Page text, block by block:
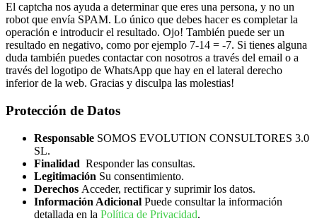
El captcha nos ayuda a determinar que eres una persona, y no un
robot que envía SPAM. Lo único que debes hacer es completar la
operación e introducir el resultado. Ojo! También puede ser un
resultado en negativo, como por ejemplo 7-14 = -7. Si tienes alguna
duda también puedes contactar con nosotros a través del email o a
través del logotipo de WhatsApp que hay en el lateral derecho
inferior de la web. Gracias y disculpa las molestias!
Protección de Datos
Responsable SOMOS EVOLUTION CONSULTORES 3.0
SL.
Finalidad Responder las consultas.
Legitimación Su consentimiento.
Derechos Acceder, rectificar y suprimir los datos.
Información Adicional Puede consultar la información
detallada en la Política de Privacidad.